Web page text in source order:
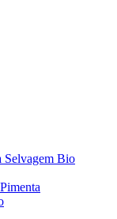
Selvagem Bio